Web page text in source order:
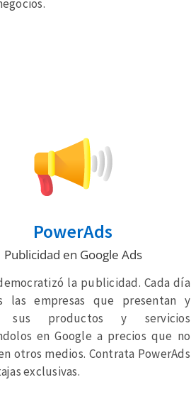
PowerAds
Publicidad en Google Ads
la publicidad. Cada día
las empresas que presentan y
sus productos y servicios
en Google a precios que no
otros medios. Contrata PowerAds
exclusivas.